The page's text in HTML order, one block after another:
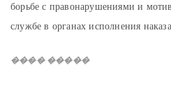
борьбе с правонарушениями и
службе в органах исполнения
���� �����